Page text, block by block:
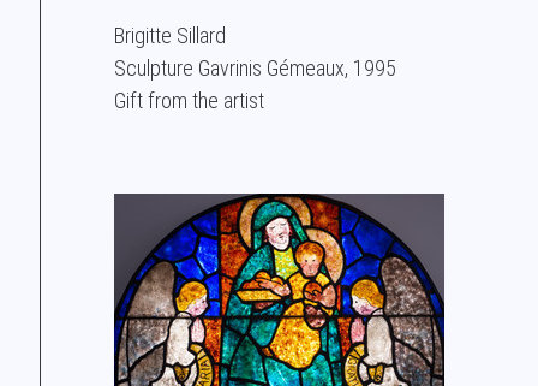
Brigitte Sillard
Sculpture Gavrinis Gémeaux, 1995
Gift from the artist